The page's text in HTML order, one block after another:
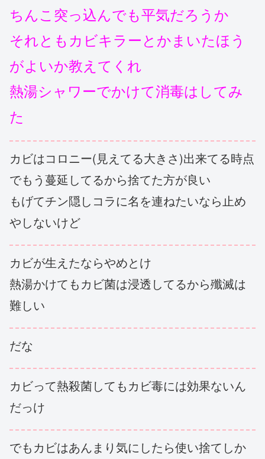
ちんこ突っ込んでも平気だろうか
それともカビキラーとかまいたほう
がよいか教えてくれ
熱湯シャワーでかけて消毒はしてみ
た
カビはコロニー(見えてる大きさ)出来てる時点
でもう蔓延してるから捨てた方が良い
もげてチン隠しコラに名を連ねたいなら止め
やしないけど
カビが生えたならやめとけ
熱湯かけてもカビ菌は浸透してるから殲滅は
難しい
だな
カビって熱殺菌してもカビ毒には効果ないん
だっけ
でもカビはあんまり気にしたら使い捨てしか